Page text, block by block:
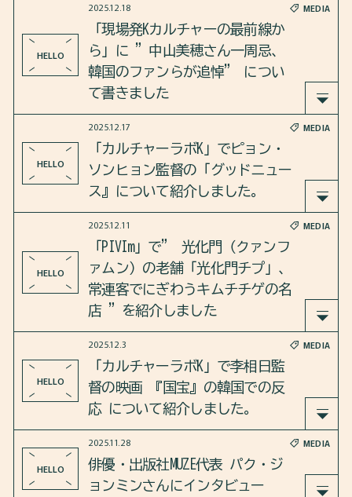
CONTACT
COLUMN
トーク＠ソウル
2026.8.8
2025年12月24日のカルチャーラボKは、 今年を振
り返る年末スペシャル会！ドラマ『おつかれさま
』と映画『顔』について紹介しました。
さらに、2025年の韓国映像作品についても、語り
https://open.spotify.com/episode/6cZ7VEP4aQBLPs
FyU05Ev9?si=CudHKsAIRdOaaZ2EtMZtBQ
HELLO
2025.12.18 MEDIA
「現場発Kカルチャーの最前線か
ら」に ”中山美穂さん一周忌、
韓国のファンらが追悼” につい
て書きました
朝日マリオン.コムの連載「現場発Kカルチャーの
最前線から」に”中山美穂さん一周忌、韓国のフ
ァンらが追悼”をアップしました。
https://sp.asahi-mullion.com/column/article/kcu
lture/6754
HELLO
2025.12.17 MEDIA
「カルチャーラボK」でピョン・
ソンヒョン監督の「グッドニュー
ス』について紹介しました。
2025年12月17日のカルチャーラボKは、 ピョン・
ソンヒョン監督の『グッドニュース』について紹
介しました。
さらに、映画のモチーフとなったヨド号ハイジャ
https://open.spotify.com/episode/7GTQGyID08DgnZ
y9N55aYO?si=Miag3A5yRnu5_jhFXh3JCA&t=974&pi=pfk
HELLO
2025.12.11 MEDIA
「PIVIm」で” 光化門（クァンフ
ァムン）の老舗「光化門チプ」、
常連客でにぎわうキムチチゲの名
店 ”を紹介しました
「PIVIm」で” 光化門（クァンファムン）の老舗
「光化門チプ」、常連客でにぎわうキムチチゲの
名店 ”を紹介しました。
https://pivim.jp/feature/detail/3RUfFST+HiE=/
HELLO
2025.12.3 MEDIA
「カルチャーラボK」で李相日監
督の映画 『国宝』の韓国での反
応 について紹介しました。
2025年12月03日のカルチャーラボKは、日本で邦画
の実写作品の歴代最高興収を22年ぶりに更新した
HELLO
2025.11.28 MEDIA
俳優・出版社MUZE代表 パク・ジ
ョンミンさんにインタビュー